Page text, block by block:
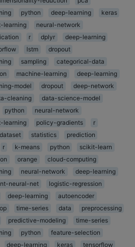
python deep-learning
keras
learning
neural-network
r dplyr
deep-learning
lstm
dropout
sampling
categorical-data
machine-learning
deep-learning
model
dropout
deep-network
cleaning
data-science-model
python
neural-network
learning
policy-gradients
r
dataset statistics
prediction
r k-means python
scikit-learn
orange
cloud-computing
neural-network
deep-learning
neural-net
logistic-regression
deep-learning
autoencoder
time-series data
preprocessing
predictive-modeling
time-series
python
feature-selection
deep-learning keras
tensorflow